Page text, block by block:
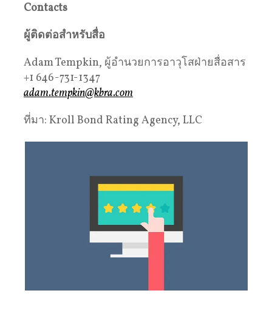
Contacts
ผู้ติดต่อสำหรับสื่อ
Adam Tempkin, ผู้อำนวยการอาวุโสฝ่ายสื่อสาร
+1 646-731-1347
adam.tempkin@kbra.com
ที่มา: Kroll Bond Rating Agency, LLC